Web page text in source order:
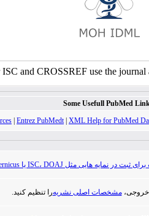
For ISC and CROSSREF
Some
XML Resources |Entrez PubMedt|XML
اصلی نشریهرا تنظیم کنید.